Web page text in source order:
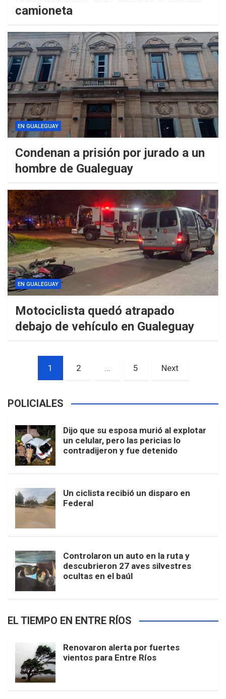
camioneta
EN GUALEGUAY
Condenan a prisión por jurado a un
hombre de Gualeguay
EN GUALEGUAY
Motociclista quedó atrapado
debajo de vehículo en Gualeguay
Paginación
entradas
1 2 … 5 Next
POLICIALES
Dijo que su esposa murió al explotar
un celular, pero las pericias lo
contradijeron y fue detenido
Un ciclista recibió un disparo en
Federal
Controlaron un auto en la ruta y
descubrieron 27 aves silvestres
ocultas en el baúl
EL TIEMPO EN ENTRE RÍOS
Renovaron alerta por fuertes
vientos para Entre Ríos